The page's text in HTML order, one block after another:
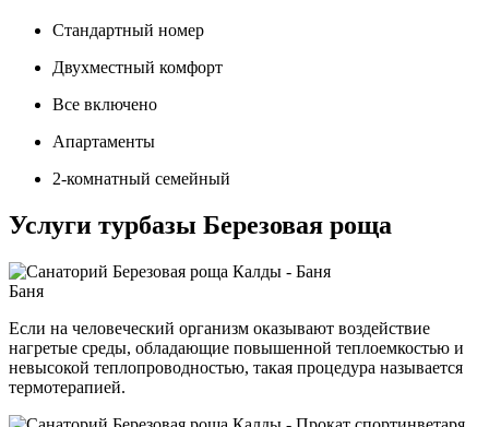
Стандартный номер
Двухместный комфорт
Все включено
Апартаменты
2-комнатный семейный
Услуги турбазы Березовая роща
Баня
Если на человеческий организм оказывают воздействие
нагретые среды, обладающие повышенной теплоемкостью и
невысокой теплопроводностью, такая процедура называется
термотерапией.